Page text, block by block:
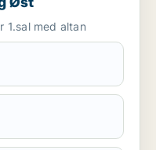
1.sal med altan